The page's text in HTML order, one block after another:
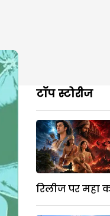
टॉप स्टोरीज
रिलीज पर महा